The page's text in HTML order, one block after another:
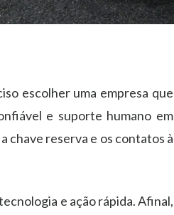
escolher uma empresa que
e suporte humano em
chave reserva e os contatos à
e ação rápida. Afinal,